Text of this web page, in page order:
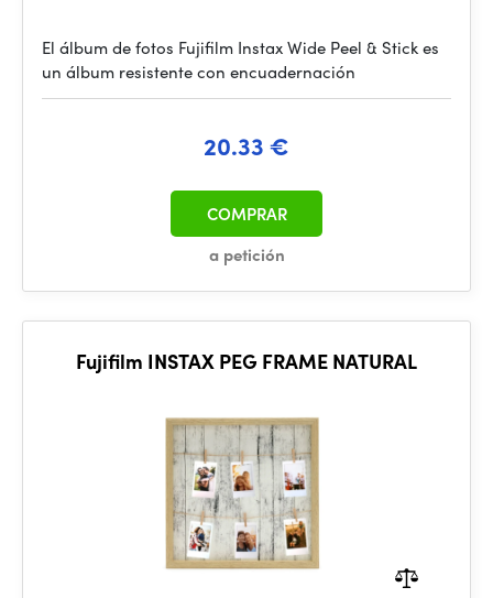
El álbum de fotos Fujifilm Instax Wide Peel & Stick es
un álbum resistente con encuadernación
20.33 €
a petición
COMPRAR
Fujifilm INSTAX PEG FRAME NATURAL